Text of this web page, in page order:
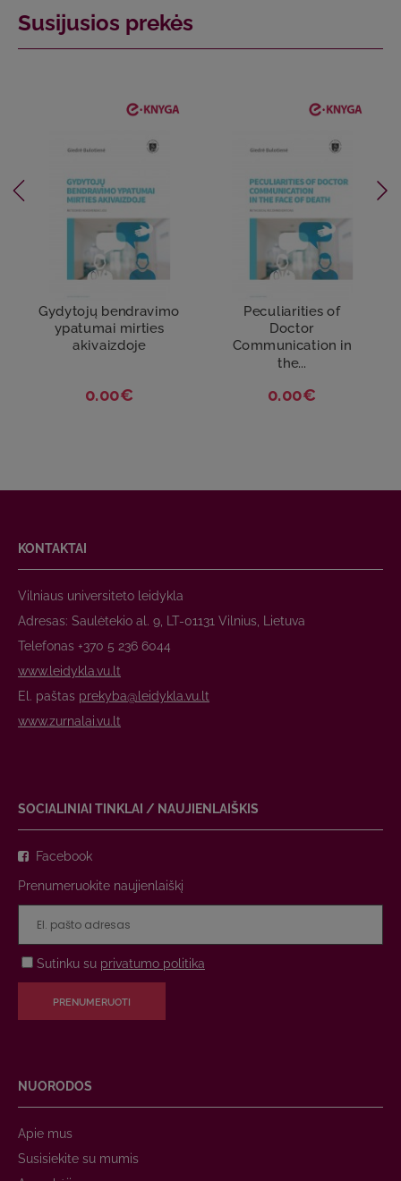
Susijusios prekės
Gydytojų bendravimo
ypatumai mirties
akivaizdoje
0.00€
Peculiarities of
Doctor
Communication in
the...
0.00€
KONTAKTAI
Vilniaus universiteto leidykla
Adresas: Saulėtekio al. 9, LT-01131 Vilnius, Lietuva
Telefonas +370 5 236 6044
www.leidykla.vu.lt
El. paštas prekyba@leidykla.vu.lt
www.zurnalai.vu.lt
SOCIALINIAI TINKLAI / NAUJIENLAIŠKIS
Facebook
Prenumeruokite naujienlaiškį
Sutinku su privatumo politika
PRENUMERUOTI
NUORODOS
Apie mus
Susisiekite su mumis